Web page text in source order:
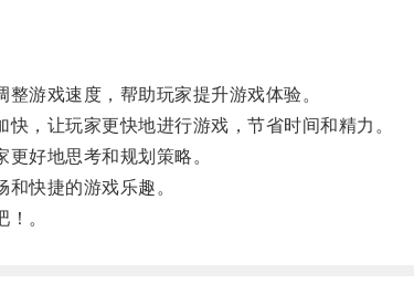
游戏速度，帮助玩家提升游戏体验。
，让玩家更快地进行游戏，节省时间和精力。
好地思考和规划策略。
快捷的游戏乐趣。
。